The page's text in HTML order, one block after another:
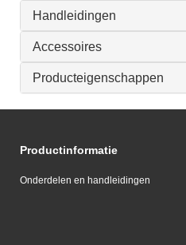
Handleidingen
Accessoires
Producteigenschappen
Productinformatie
Onderdelen en handleidingen